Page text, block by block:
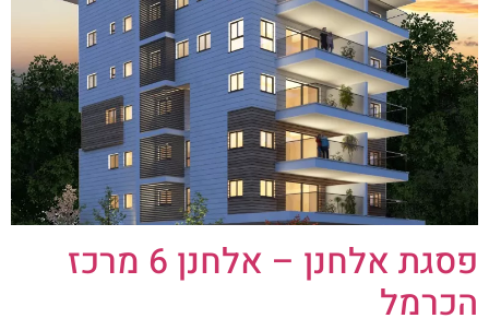
פסגת אלחנן – אלחנן 6 מרכז
הכרמל